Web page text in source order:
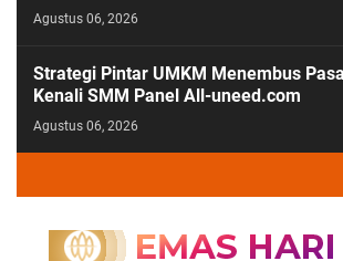
Agustus 06, 2026
Strategi Pintar UMKM Menembus
Kenali SMM Panel All-uneed.com
Agustus 06, 2026